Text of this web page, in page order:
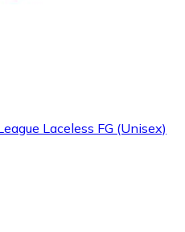
Laceless FG (Unisex)